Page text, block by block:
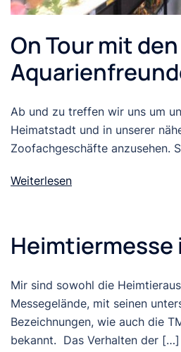
On Tour mit den
Ab und zu treffen wir uns um
Heimatstadt und in unserer
Zoofachgeschäfte anzusehen.
Weiterlesen
Heimtiermesse
Mir sind sowohl die
Messegelände, mit seinen
Bezeichnungen, wie auch die
bekannt. Das Verhalten der […]